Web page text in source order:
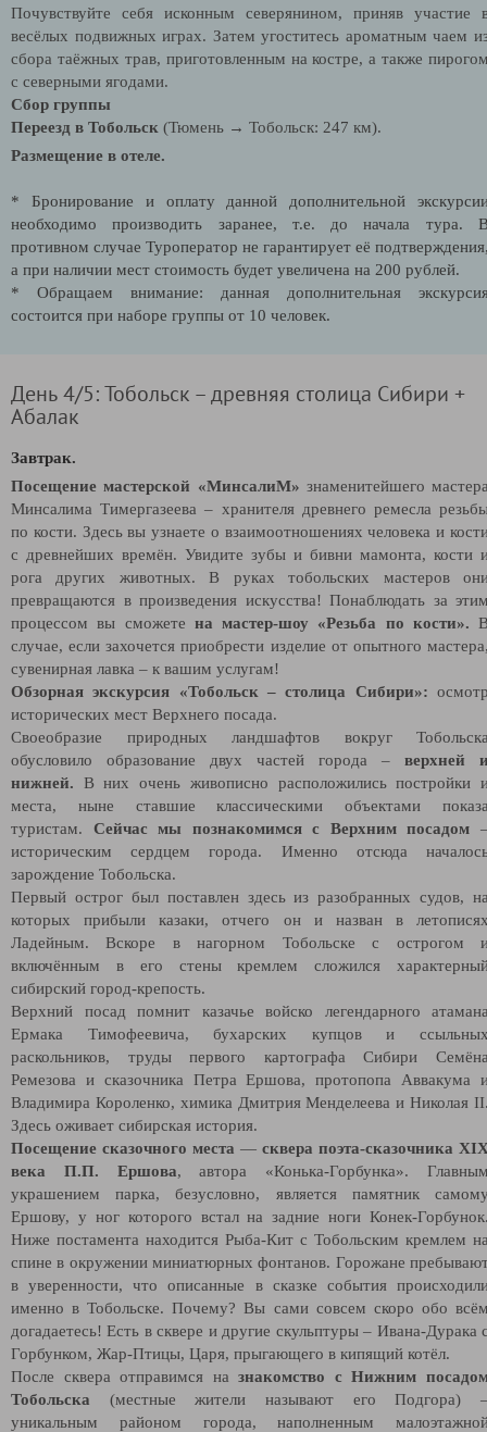
Почувствуйте себя исконным северянином, приняв участие
весёлых подвижных играх. Затем угоститесь ароматным чаем
сбора таёжных трав, приготовленным на костре, а также
с северными ягодами.
Сбор группы
Переезд в Тобольск (Тюмень → Тобольск: 247 км).
Размещение в отеле.
* Бронирование и оплату данной дополнительной
необходимо производить заранее, т.е. до начала тура.
противном случае Туроператор не гарантирует её
а при наличии мест стоимость будет увеличена на 200 рублей.
* Обращаем внимание: данная дополнительная
состоится при наборе группы от 10 человек.
День 4/5: Тобольск – древняя столица Сибири +
Абалак
Завтрак.
Посещение мастерской «МинсалиМ» знаменитейшего
Минсалима Тимергазеева – хранителя древнего ремесла
по кости. Здесь вы узнаете о взаимоотношениях человека и
с древнейших времён. Увидите зубы и бивни мамонта, кости
рога других животных. В руках тобольских мастеров
превращаются в произведения искусства! Понаблюдать за
процессом вы сможете на мастер-шоу «Резьба по кости».
случае, если захочется приобрести изделие от опытного
сувенирная лавка – к вашим услугам!
Обзорная экскурсия «Тобольск – столица Сибири»:
исторических мест Верхнего посада.
Своеобразие природных ландшафтов вокруг
обусловило образование двух частей города – верхней
нижней. В них очень живописно расположились постройки
места, ныне ставшие классическими объектами
туристам. Сейчас мы познакомимся с Верхним посадом
историческим сердцем города. Именно отсюда
зарождение Тобольска.
Первый острог был поставлен здесь из разобранных судов,
которых прибыли казаки, отчего он и назван в
Ладейным. Вскоре в нагорном Тобольске с острогом
включённым в его стены кремлем сложился
сибирский город-крепость.
Верхний посад помнит казачье войско легендарного
Ермака Тимофеевича, бухарских купцов и
раскольников, труды первого картографа Сибири
Ремезова и сказочника Петра Ершова, протопопа Аввакума
Владимира Короленко, химика Дмитрия Менделеева и Николая
Здесь оживает сибирская история.
Посещение сказочного места — сквера поэта-сказочника
века П.П. Ершова, автора «Конька-Горбунка».
украшением парка, безусловно, является памятник
Ершову, у ног которого встал на задние ноги Конек-
Ниже постамента находится Рыба-Кит с Тобольским кремлем
спине в окружении миниатюрных фонтанов. Горожане
в уверенности, что описанные в сказке события
именно в Тобольске. Почему? Вы сами совсем скоро обо
догадаетесь! Есть в сквере и другие скульптуры – Ивана-Дурака
Горбунком, Жар-Птицы, Царя, прыгающего в кипящий котёл.
После сквера отправимся назнакомство с Нижним
Тобольска (местные жители называют его Подгора)
уникальным районом города, наполненным